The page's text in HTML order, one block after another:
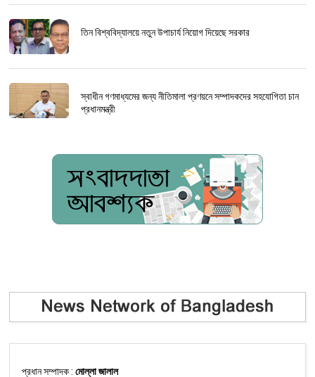
তিন বিশ্ববিদ্যালয়ে নতুন উপাচার্য নিয়োগ দিয়েছে সরকার
স্বাধীন গণমাধ্যমের জন্য নীতিমালা প্রণয়নে সম্পাদকদের সহযোগিতা চান
প্রধানমন্ত্রী
প্রধান সম্পাদক :মোল্লা জালাল